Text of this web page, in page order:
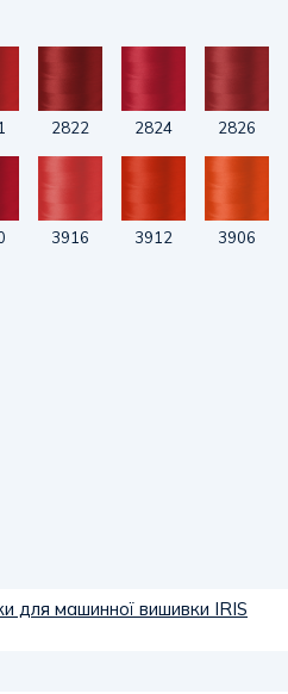
2822 2824 2826
3916 3912 3906
для машинної вишивки IRIS